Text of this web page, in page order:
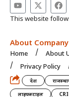
This website
About Company
Home About
Privacy Policy
देश
लाइफस्टाइल